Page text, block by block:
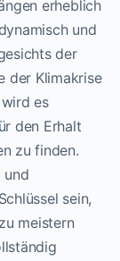
erheblich
und
der
der Klimakrise
es
den Erhalt
zu finden.
und
sein,
meistern